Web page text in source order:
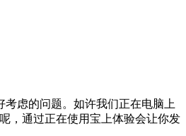
虑的问题。如许我们正在电脑上
，通过正在使用宝上体验会让你发